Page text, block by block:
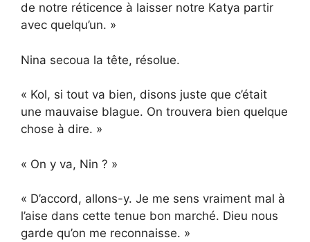
de notre réticence à laisser notre Katya partir
avec quelqu’un. »
Nina secoua la tête, résolue.
« Kol, si tout va bien, disons juste que c’était
une mauvaise blague. On trouvera bien quelque
chose à dire. »
« On y va, Nin ? »
« D’accord, allons-y. Je me sens vraiment mal à
l’aise dans cette tenue bon marché. Dieu nous
garde qu’on me reconnaisse. »